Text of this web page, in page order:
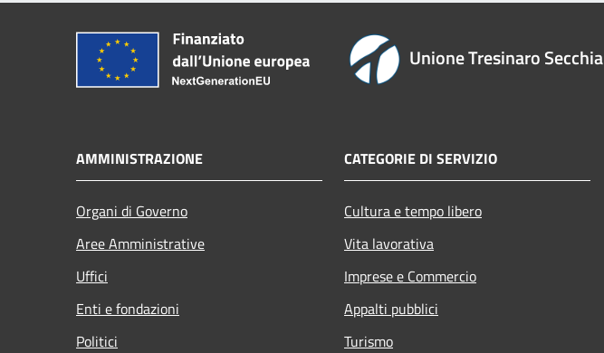
Unione Tresinaro Secchia
AMMINISTRAZIONE
Organi di Governo
Aree Amministrative
Uffici
Enti e fondazioni
Politici
CATEGORIE DI SERVIZIO
Cultura e tempo libero
Vita lavorativa
Imprese e Commercio
Appalti pubblici
Turismo